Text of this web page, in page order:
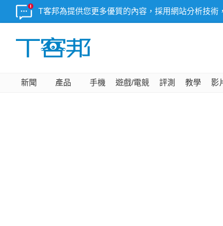
T客邦為提供您更多優質的內容，採用網站分析技
新聞 產品 手機 遊戲/電競 評測 教學 影